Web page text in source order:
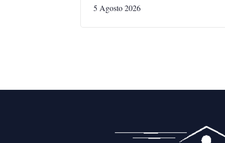
5 Agosto 2026